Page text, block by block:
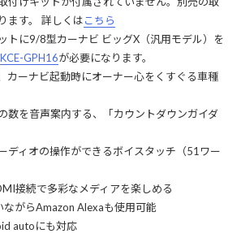
ます。 詳しくはこちら
トに9/8型カーナビ ビッグX（汎用モデル）を
KCE-GPH16が必要になります。
カーナビ起動時にオーナー心をくすぐる車種
数を音声案内する、「カウントダウンガイダ
ディオの操作ができるボイスタッチ（51ワー
接続で多彩なメディアを楽しめる
がらAmazon Alexaも使用可能
autoにも対応